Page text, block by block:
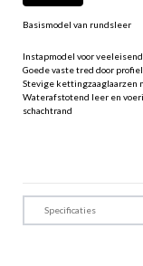
Basismodel van rundsleer
Instapmodel voor
Goede vaste tred door
Stevige kettingzaaglaarzen
Waterafstotend leer en
schachtrand